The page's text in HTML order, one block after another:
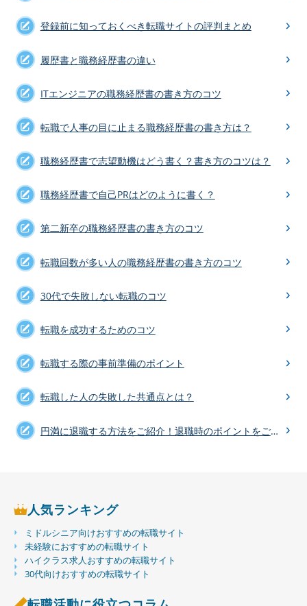
登録前に知っておくべき転職サイトの評判まとめ
履歴書と職務経歴書の違い
ITエンジニアの職務経歴書の書き方のコツ
転職で人事の目に止まる職務経歴書の書き方は？
職務経歴書で志望動機はどう書く？書き方のコツは？
職務経歴書で自己PRはどのように書く？
第二新卒の職務経歴書の書き方のコツ
転職回数が多い人の職務経歴書の書き方のコツ
30代で失敗しない転職のコツ
転職を成功するためのコツ
転職する際の事前準備のポイント
転職した人の失敗した共通点とは？
円満に退職する方法をご紹介！退職時のポイントをご紹介
人気ランキング
ミドルシニア向けおすすめの転職サイト
未経験におすすめの転職サイト
ハイクラス求人おすすめの転職サイト
30代向けおすすめの転職サイト